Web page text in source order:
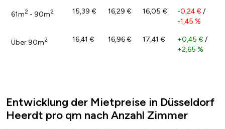
61m2 - 90m2 15,39 € 16,29 € 16,05 € -0,24 € /
-1,45 %
Über 90m2 16,41 € 16,96 € 17,41 € +0,45 € /
+2,65 %
Entwicklung der Mietpreise in Düsseldorf
Heerdt pro qm nach Anzahl Zimmer